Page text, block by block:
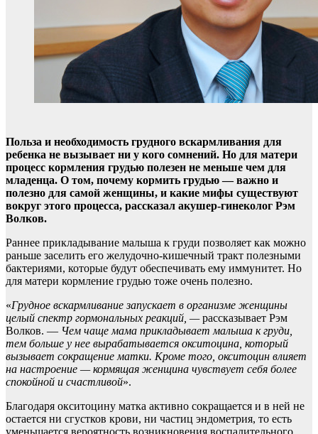
Польза и необходимость грудного вскармливания для
ребенка не вызывает ни у кого сомнений. Но для матери
процесс кормления грудью полезен не меньше чем для
младенца. О том, почему кормить грудью — важно и
полезно для самой женщины, и какие мифы существуют
вокруг этого процесса, рассказал акушер-гинеколог Рэм
Волков.
Раннее прикладывание малыша к груди позволяет как можно
раньше заселить его желудочно-кишечный тракт полезными
бактериями, которые будут обеспечивать ему иммунитет. Но
для матери кормление грудью тоже очень полезно.
«Грудное вскармливание запускает в организме женщины
целый спектр гормональных реакций, —рассказывает Рэм
Волков. — Чем чаще мама прикладывает малыша к груди,
тем больше у нее вырабатывается окситоцина, который
вызывает сокращение матки. Кроме того, окситоцин влияет
на настроение — кормящая женщина чувствует себя более
спокойной и счастливой».
Благодаря окситоцину матка активно сокращается и в ней не
остается ни сгустков крови, ни частиц эндометрия, то есть
уменьшается вероятность возникновения воспалительного